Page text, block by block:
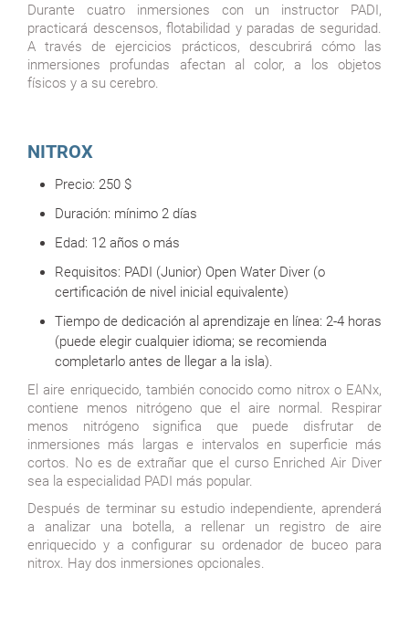
Durante cuatro inmersiones con un instructor PADI,
practicará descensos, flotabilidad y paradas de seguridad.
A través de ejercicios prácticos, descubrirá cómo las
inmersiones profundas afectan al color, a los objetos
físicos y a su cerebro.
NITROX
Precio: 250 $
Duración: mínimo 2 días
Edad: 12 años o más
Requisitos: PADI (Junior) Open Water Diver (o
certificación de nivel inicial equivalente)
Tiempo de dedicación al aprendizaje en línea: 2-4 horas
(puede elegir cualquier idioma; se recomienda
completarlo antes de llegar a la isla).
El aire enriquecido, también conocido como nitrox o EANx,
contiene menos nitrógeno que el aire normal. Respirar
menos nitrógeno significa que puede disfrutar de
inmersiones más largas e intervalos en superficie más
cortos. No es de extrañar que el curso Enriched Air Diver
sea la especialidad PADI más popular.
Después de terminar su estudio independiente, aprenderá
a analizar una botella, a rellenar un registro de aire
enriquecido y a configurar su ordenador de buceo para
nitrox. Hay dos inmersiones opcionales.